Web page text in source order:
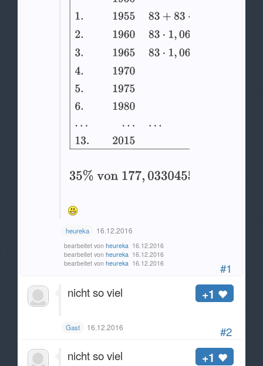
#1
heureka 16.12.2016
bearbeitet von heureka 16.12.2016
bearbeitet von heureka 16.12.2016
bearbeitet von heureka 16.12.2016
#2
+1
nicht so viel
Gast 16.12.2016
+1
nicht so viel